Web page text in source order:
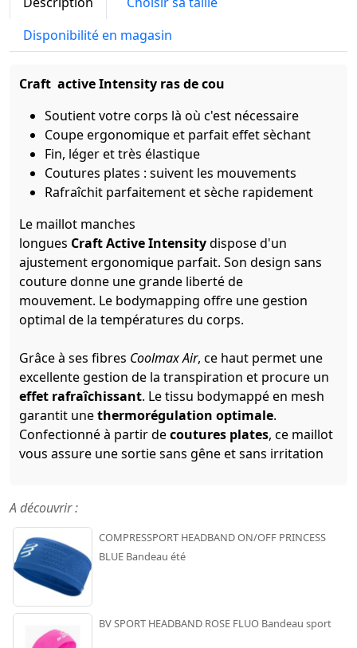
Disponibilité en magasin
Craft active Intensity ras de cou
Soutient votre corps là où c'est nécessaire
Coupe ergonomique et parfait effet sèchant
Fin, léger et très élastique
Coutures plates : suivent les mouvements
Rafraîchit parfaitement et sèche rapidement
Le maillot manches
longues Craft Active Intensitydispose d'un
ajustement ergonomique parfait. Son design sans
couture donne une grande liberté de
mouvement. Le bodymapping offre une gestion
optimal de la températures du corps.
Grâce à ses fibres Coolmax Air, ce haut permet une
excellente gestion de la transpiration et procure un
effet rafraîchissant. Le tissu bodymappé en mesh
garantit unethermorégulation optimale.
Confectionné à partir decoutures plates, ce maillot
vous assure une sortie sans gêne et sans irritation
A découvrir :
COMPRESSPORT HEADBAND ON/OFF PRINCESS
BLUE Bandeau été
BV SPORT HEADBAND ROSE FLUO Bandeau sport